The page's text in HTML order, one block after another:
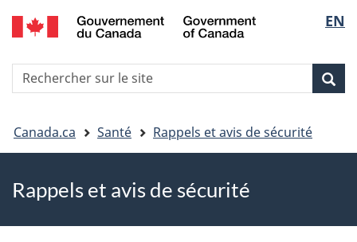
Skip
to
Skip
to
Passer
à
HTML
de
la
EN
Recherche
Vous
êtes
ici
Canada.ca Santé Rappels et avis de sécurité
Rappels et avis de sécurité